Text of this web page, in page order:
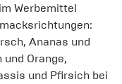
Werbemittel
Ananas und
Orange,
und Pfirsich bei